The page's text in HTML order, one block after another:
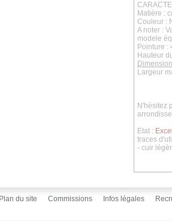
Matière :
Couleur :
A noter :
modele
Pointure :
Hauteur
Largeur
N'hésitez
Etat :
traces
- cuir
Plan du site Commissions Infos légales